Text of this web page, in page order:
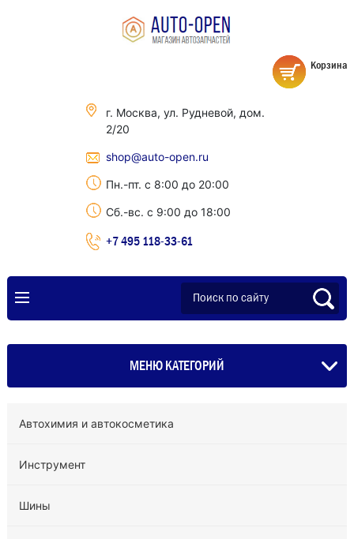
г. Москва, ул. Рудневой, дом.
2/20
shop@auto-open.ru
Пн.-пт. с 8:00 до 20:00
Сб.-вс. с 9:00 до 18:00
+7 495 118-33-61
Корзина
МЕНЮ КАТЕГОРИЙ
Автохимия и автокосметика
Инструмент
Шины